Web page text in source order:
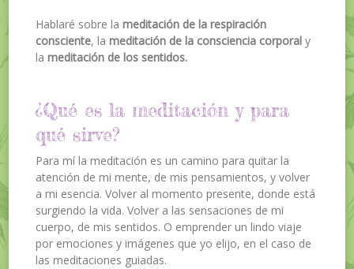
Hablaré sobre la meditación de la respiración
consciente, la meditación de la consciencia corporal y
la meditación de los sentidos.
¿Qué es la meditación y para
qué sirve?
Para mí la meditación es un camino para quitar la
atención de mi mente, de mis pensamientos, y volver
a mi esencia. Volver al momento presente, donde está
surgiendo la vida. Volver a las sensaciones de mi
cuerpo, de mis sentidos. O emprender un lindo viaje
por emociones y imágenes que yo elijo, en el caso de
las meditaciones guiadas.